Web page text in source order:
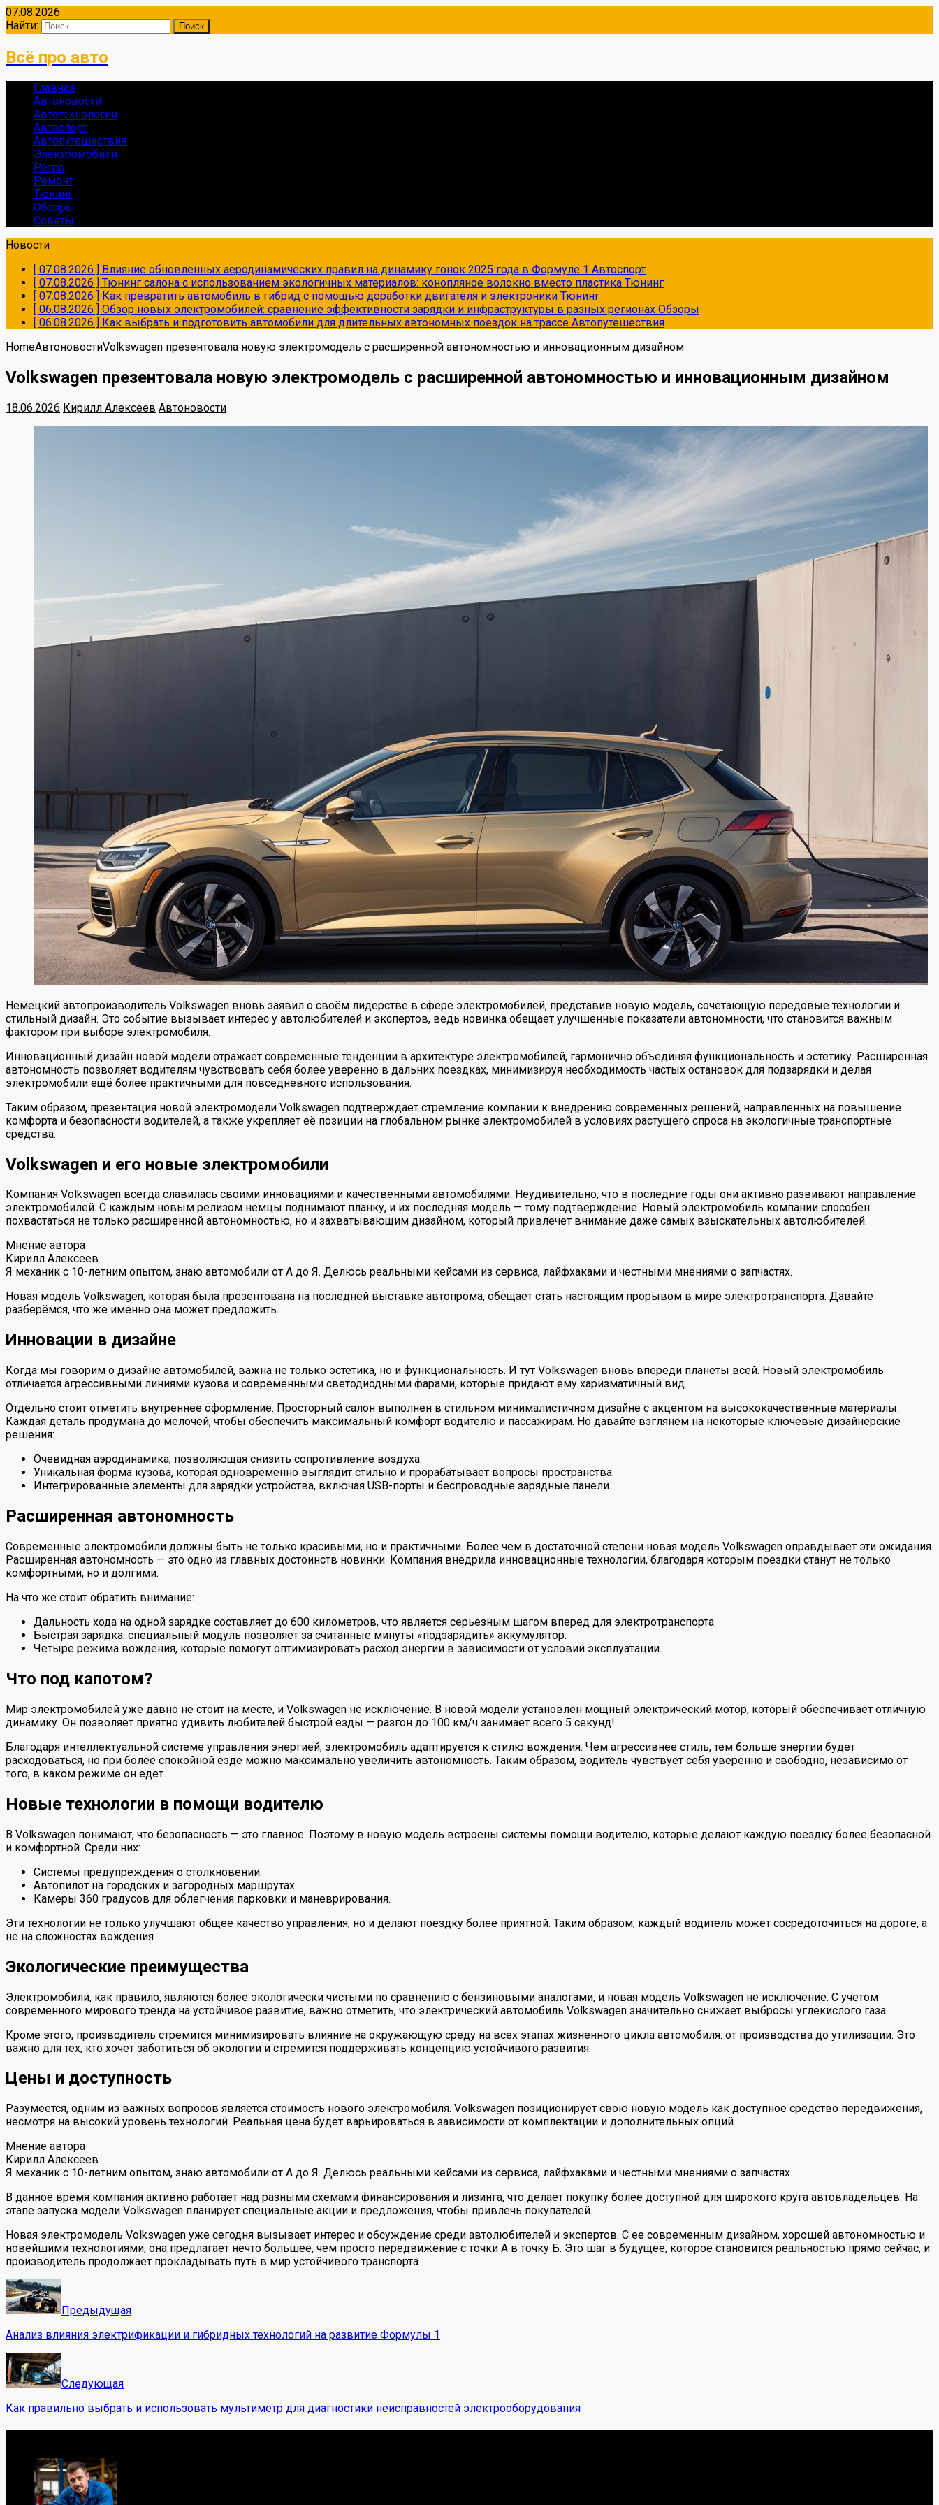
07.08.2026
Найти:
Всё про авто
Главная
Автоновости
Автотехнологии
Автоспорт
Автопутешествия
Электромобили
Ретро
Ремонт
Тюнинг
Обзоры
Советы
Новости
[ 07.08.2026 ] Влияние обновленных аеродинамических правил на динамику гонок 2025 года в Формуле 1 Автоспорт
[ 07.08.2026 ] Тюнинг салона с использованием экологичных материалов: конопляное волокно вместо пластика Тюнинг
[ 07.08.2026 ] Как превратить автомобиль в гибрид с помощью доработки двигателя и электроники Тюнинг
[ 06.08.2026 ] Обзор новых электромобилей: сравнение эффективности зарядки и инфраструктуры в разных регионах Обзоры
[ 06.08.2026 ] Как выбрать и подготовить автомобили для длительных автономных поездок на трассе Автопутешествия
HomeАвтоновостиVolkswagen презентовала новую электромодель с расширенной автономностью и инновационным дизайном
Volkswagen презентовала новую электромодель с расширенной автономностью и инновационным дизайном
18.06.2026 Кирилл Алексеев Автоновости
Немецкий автопроизводитель Volkswagen вновь заявил о своём лидерстве в сфере электромобилей, представив новую модель, сочетающую передовые технологии и
стильный дизайн. Это событие вызывает интерес у автолюбителей и экспертов, ведь новинка обещает улучшенные показатели автономности, что становится важным
фактором при выборе электромобиля.
Инновационный дизайн новой модели отражает современные тенденции в архитектуре электромобилей, гармонично объединяя функциональность и эстетику. Расширенная
автономность позволяет водителям чувствовать себя более уверенно в дальних поездках, минимизируя необходимость частых остановок для подзарядки и делая
электромобили ещё более практичными для повседневного использования.
Таким образом, презентация новой электромодели Volkswagen подтверждает стремление компании к внедрению современных решений, направленных на повышение
комфорта и безопасности водителей, а также укрепляет её позиции на глобальном рынке электромобилей в условиях растущего спроса на экологичные транспортные
средства.
Volkswagen и его новые электромобили
Компания Volkswagen всегда славилась своими инновациями и качественными автомобилями. Неудивительно, что в последние годы они активно развивают направление
электромобилей. С каждым новым релизом немцы поднимают планку, и их последняя модель — тому подтверждение. Новый электромобиль компании способен
похвастаться не только расширенной автономностью, но и захватывающим дизайном, который привлечет внимание даже самых взыскательных автолюбителей.
Мнение автора
Кирилл Алексеев
Я механик с 10-летним опытом, знаю автомобили от А до Я. Делюсь реальными кейсами из сервиса, лайфхаками и честными мнениями о запчастях.
Новая модель Volkswagen, которая была презентована на последней выставке автопрома, обещает стать настоящим прорывом в мире электротранспорта. Давайте
разберёмся, что же именно она может предложить.
Инновации в дизайне
Когда мы говорим о дизайне автомобилей, важна не только эстетика, но и функциональность. И тут Volkswagen вновь впереди планеты всей. Новый электромобиль
отличается агрессивными линиями кузова и современными светодиодными фарами, которые придают ему харизматичный вид.
Отдельно стоит отметить внутреннее оформление. Просторный салон выполнен в стильном минималистичном дизайне с акцентом на высококачественные материалы.
Каждая деталь продумана до мелочей, чтобы обеспечить максимальный комфорт водителю и пассажирам. Но давайте взглянем на некоторые ключевые дизайнерские
решения:
Очевидная аэродинамика, позволяющая снизить сопротивление воздуха.
Уникальная форма кузова, которая одновременно выглядит стильно и прорабатывает вопросы пространства.
Интегрированные элементы для зарядки устройства, включая USB-порты и беспроводные зарядные панели.
Расширенная автономность
Современные электромобили должны быть не только красивыми, но и практичными. Более чем в достаточной степени новая модель Volkswagen оправдывает эти ожидания.
Расширенная автономность — это одно из главных достоинств новинки. Компания внедрила инновационные технологии, благодаря которым поездки станут не только
комфортными, но и долгими.
На что же стоит обратить внимание:
Дальность хода на одной зарядке составляет до 600 километров, что является серьезным шагом вперед для электротранспорта.
Быстрая зарядка: специальный модуль позволяет за считанные минуты «подзарядить» аккумулятор.
Четыре режима вождения, которые помогут оптимизировать расход энергии в зависимости от условий эксплуатации.
Что под капотом?
Мир электромобилей уже давно не стоит на месте, и Volkswagen не исключение. В новой модели установлен мощный электрический мотор, который обеспечивает отличную
динамику. Он позволяет приятно удивить любителей быстрой езды — разгон до 100 км/ч занимает всего 5 секунд!
Благодаря интеллектуальной системе управления энергией, электромобиль адаптируется к стилю вождения. Чем агрессивнее стиль, тем больше энергии будет
расходоваться, но при более спокойной езде можно максимально увеличить автономность. Таким образом, водитель чувствует себя уверенно и свободно, независимо от
того, в каком режиме он едет.
Новые технологии в помощи водителю
В Volkswagen понимают, что безопасность — это главное. Поэтому в новую модель встроены системы помощи водителю, которые делают каждую поездку более безопасной
и комфортной. Среди них:
Системы предупреждения о столкновении.
Автопилот на городских и загородных маршрутах.
Камеры 360 градусов для облегчения парковки и маневрирования.
Эти технологии не только улучшают общее качество управления, но и делают поездку более приятной. Таким образом, каждый водитель может сосредоточиться на дороге, а
не на сложностях вождения.
Экологические преимущества
Электромобили, как правило, являются более экологически чистыми по сравнению с бензиновыми аналогами, и новая модель Volkswagen не исключение. С учетом
современного мирового тренда на устойчивое развитие, важно отметить, что электрический автомобиль Volkswagen значительно снижает выбросы углекислого газа.
Кроме этого, производитель стремится минимизировать влияние на окружающую среду на всех этапах жизненного цикла автомобиля: от производства до утилизации. Это
важно для тех, кто хочет заботиться об экологии и стремится поддерживать концепцию устойчивого развития.
Цены и доступность
Разумеется, одним из важных вопросов является стоимость нового электромобиля. Volkswagen позиционирует свою новую модель как доступное средство передвижения,
несмотря на высокий уровень технологий. Реальная цена будет варьироваться в зависимости от комплектации и дополнительных опций.
Мнение автора
Кирилл Алексеев
Я механик с 10-летним опытом, знаю автомобили от А до Я. Делюсь реальными кейсами из сервиса, лайфхаками и честными мнениями о запчастях.
В данное время компания активно работает над разными схемами финансирования и лизинга, что делает покупку более доступной для широкого круга автовладельцев. На
этапе запуска модели Volkswagen планирует специальные акции и предложения, чтобы привлечь покупателей.
Новая электромодель Volkswagen уже сегодня вызывает интерес и обсуждение среди автолюбителей и экспертов. С ее современным дизайном, хорошей автономностью и
новейшими технологиями, она предлагает нечто большее, чем просто передвижение с точки А в точку Б. Это шаг в будущее, которое становится реальностью прямо сейчас, и
производитель продолжает прокладывать путь в мир устойчивого транспорта.
Предыдущая
Анализ влияния электрификации и гибридных технологий на развитие Формулы 1
Следующая
Как правильно выбрать и использовать мультиметр для диагностики неисправностей электрооборудования